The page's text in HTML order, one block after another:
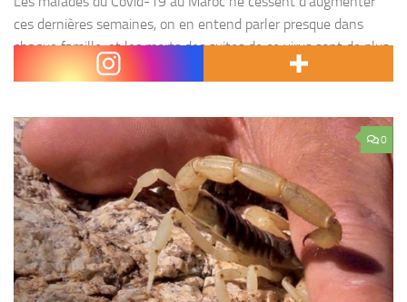
ces dernières semaines, on en entend parler presque dans
chaque famille, et les morts des suites de ce virus sont de plus
en plus nombreux....
0